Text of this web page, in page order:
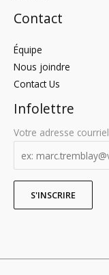
Contact
Équipe
Nous joindre
Contact Us
Infolettre
Votre adresse courriel